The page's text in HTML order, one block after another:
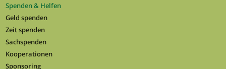
Spenden & Helfen
Geld spenden
Zeit spenden
Sachspenden
Kooperationen
Sponsoring